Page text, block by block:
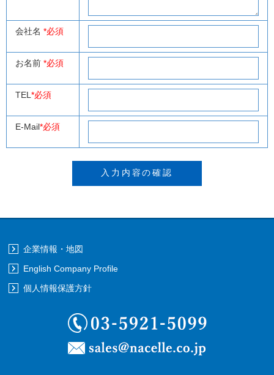
会社名 *必須
お名前 *必須
TEL *必須
E-Mail*必須
企業情報・地図
English Company Profile
個人情報保護方針